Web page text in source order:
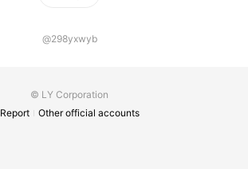
@298yxwyb
© LY Corporation
Report
Other official accounts